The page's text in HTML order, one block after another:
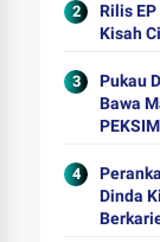
Rilis
Kisah
Pukau
Bawa
Dinda